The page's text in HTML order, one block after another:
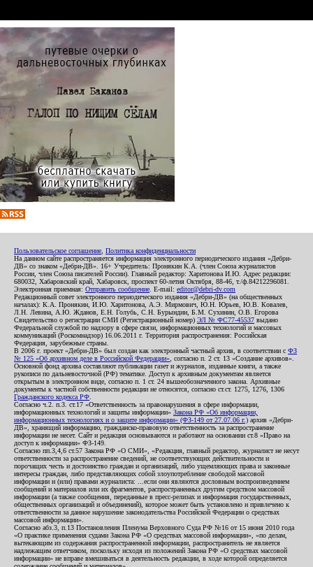
Пользовательское соглашение Политика конфиденциальности
На данном сайте распространяется информация электронного периодического издания «Дебри-
ДВ» со знаком «Дебри-ДВ». 16+ Учредитель: Пронякин К.А. (член Союза журналистов
России, член Союза писателей России). Главный редактор: Харитонова И.Ю. Адрес редакции:
680032, Хабаровский край, Хабаровск, проспект 60-летия Октября, 88-46, т./ф.84212296081.
Электронная приемная: Отправить сообщение . E-mail: editor@debri-dv.com
Редакционный совет электронного периодического издания «Дебри-ДВ» (на общественных
началах): К.А. Пронякин, И.Ю. Харитонова, А.Э. Мирмович, Ю.Н. Юрьев, Ю.В. Ковалев,
Л.Н. Левина, А.Ю. Жданов, Е.Н. Голубь, С.Н. Бурындин, Б.М. Сухинин, О.В. Егорова
Свидетельство о регистрации СМИ (Регистрационный номер) ЭЛ № ФС77-45537 выдано
Федеральной службой по надзору в сфере связи, информационных технологий и массовых
коммуникаций (Роскомнадзор) 16.06.2011 г. Территория распространения: Российская
Федерация, зарубежные страны.
В 2006 г. проект «Дебри-ДВ» был создан как электронный частный архив, в соответствии с ФЗ
№ 125 «Об архивном деле в Российской Федерации» , согласно п. 2 ст. 13 «Создание архивов».
Основной фонд архива составляют публикации газет и журналов, изданные книги, а также
рукописи по дальневосточной (РФ) тематике. Доступ к архивным документам является
открытым в электронном виде, согласно п. 1 ст. 24 вышеобозначенного закона. Архивные
документы к частной собственности редакции не относятся, согласно ст.ст. 1275, 1276, 1306
Гражданского кодекса РФ
Согласно ч.2. п.3. ст.17 «Ответственность за правонарушения в сфере информации,
информационных технологий и защиты информации» Закона РФ «Об информации,
информационных технологиях и о защите информации» (ФЗ-149 от 27.07.06 г.) архив «Дебри-
ДВ», хранящий информацию, гражданско-правовую ответственность за распространение
информации не несет. Сайт и редакция основываются и работают на основании ст.8 «Право на
доступ к информации» ФЗ-149.
Согласно пп.3,4,6 ст.57 Закона РФ «О СМИ», «Редакция, главный редактор, журналист не несут
ответственности за распространение сведений, не соответствующих действительности и
порочащих честь и достоинство граждан и организаций, либо ущемляющих права и законные
интересы граждан, либо представляющих собой злоупотребление свободой массовой
информации и (или) правами журналиста: ...если они являются дословным воспроизведением
сообщений и материалов или их фрагментов, распространенных другим средством массовой
информации (а также сообщения, переданные в пресс-релизах и информация государственных,
общественных организаций и объединений), которое может быть установлено и привлечено к
ответственности за данное нарушение законодательства Российской Федерации о средствах
массовой информации».
Согласно абз.3, п.13 Постановления Пленума Верховного Суда РФ №16 от 15 июня 2010 года
«О практике применения судами Закона РФ «О средствах массовой информации», «по делам,
вытекающим из содержания распространенной информации, распространитель не является
надлежащим ответчиком, поскольку исходя из положений Закона РФ «О средствах массовой
информации» не вправе вмешиваться в деятельность редакции, в ходе которой определяется